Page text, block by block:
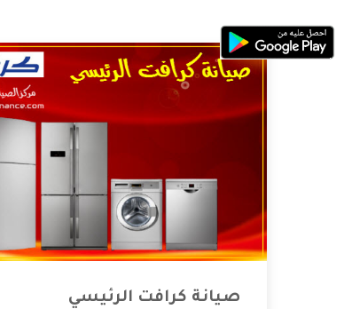
صيانة كرافت الرئيسي